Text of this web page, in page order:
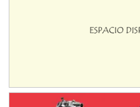
Juventud Unida (Tierra)
Humboldt (Santa Fe)